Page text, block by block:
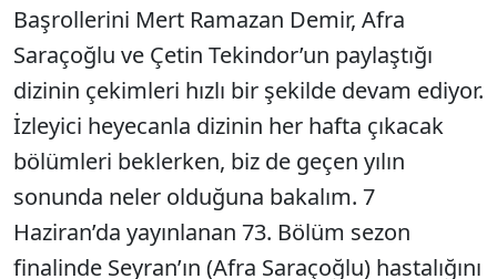
Başrollerini Mert Ramazan Demir, Afra
Saraçoğlu ve Çetin Te­kindor’un paylaştığı
dizinin çekimleri hızlı bir şekilde devam ediyor.
İzleyici heyecanla dizinin her hafta çıkacak
bölümleri beklerken, biz de geçen yı­lın
sonunda neler olduğuna bakalım. 7
Haziran’da yayınlanan 73. Bölüm sezon
finalinde Seyran’ın (Afra Saraçoğlu) hastalığını